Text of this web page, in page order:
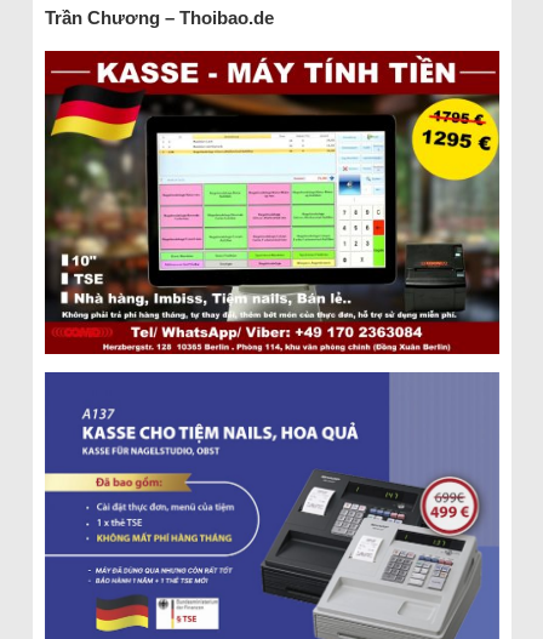
Trần Chương – Thoibao.de